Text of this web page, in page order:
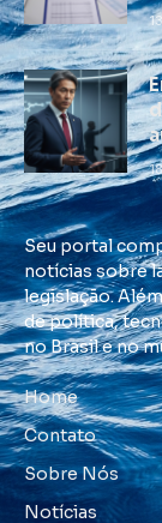
Seu portal
notícias sobre
legislação.
de política,
no Brasil e no
Home
Contato
Sobre Nós
Notícias